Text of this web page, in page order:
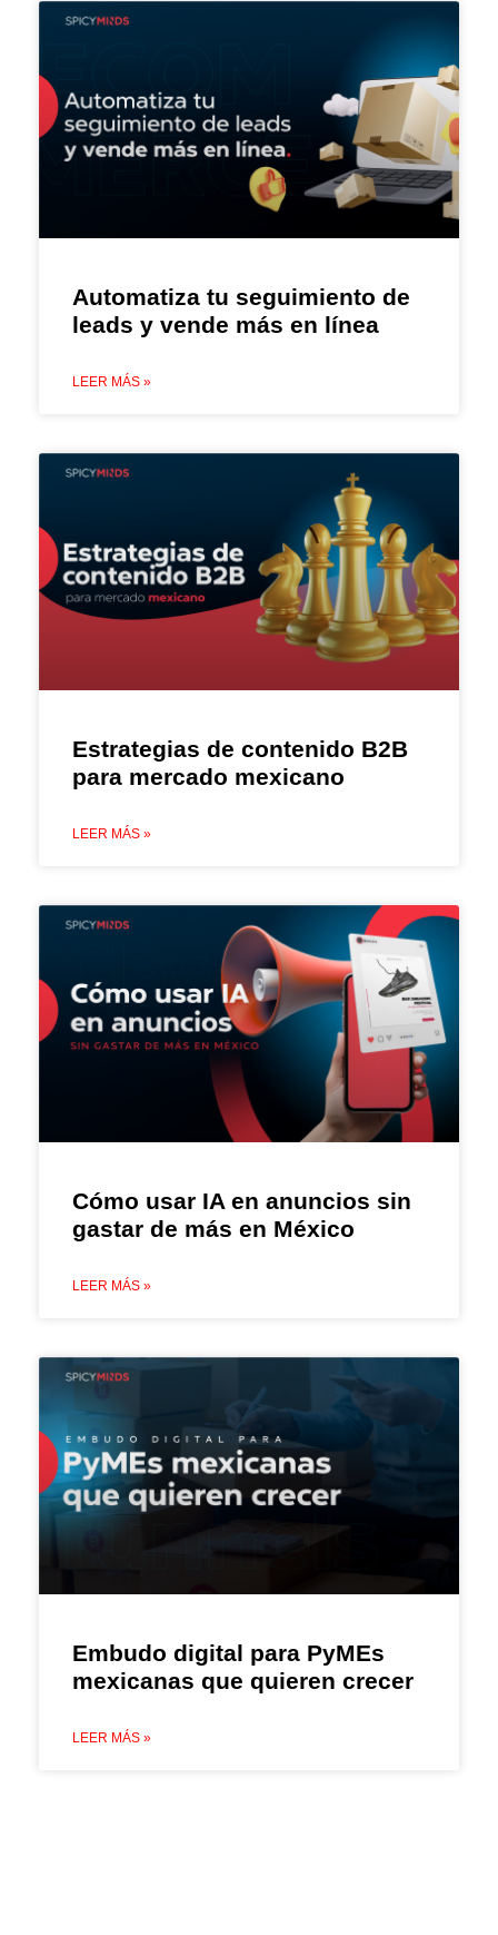
Automatiza tu seguimiento de
leads y vende más en línea
LEER MÁS »
Estrategias de contenido B2B
para mercado mexicano
LEER MÁS »
Cómo usar IA en anuncios sin
gastar de más en México
LEER MÁS »
Embudo digital para PyMEs
mexicanas que quieren crecer
LEER MÁS »